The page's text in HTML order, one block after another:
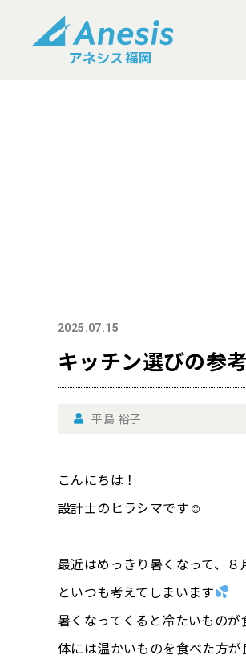
2025.07.15
キッチン選びの参
平島 裕子
こんにちは！
設計士のヒラシマです☺
最近はめっきり暑くなって、
といつも考えてしまいます
暑くなってくると冷たいもの
体には温かいものを食べた方が